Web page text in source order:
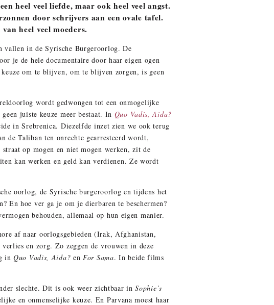
heel veel liefde, maar ook heel veel angst.
door schrijvers aan een ovale tafel.
heel veel moeders.
vallen in de Syrische Burgeroorlog. De
je de hele documentaire door haar eigen ogen
keuze om te blijven, om te blijven zorgen, is geen
wordt gedwongen tot een onmogelijke
juiste keuze meer bestaat. In Quo Vadis, Aida?
in Srebrenica. Diezelfde inzet zien we ook terug
de Taliban ten onrechte gearresteerd wordt,
op mogen en niet mogen werken, zit de
kan werken en geld kan verdienen. Ze wordt
oorlog, de Syrische burgeroorlog en tijdens het
En hoe ver ga je om je dierbaren te beschermen?
behouden, allemaal op hun eigen manier.
af naar oorlogsgebieden (Irak, Afghanistan,
en zorg. Zo zeggen de vrouwen in deze
inQuo Vadis, Aida? enFor Sama. In beide films
slechte. Dit is ook weer zichtbaar inSophie’s
en onmenselijke keuze. En Parvana moest haar